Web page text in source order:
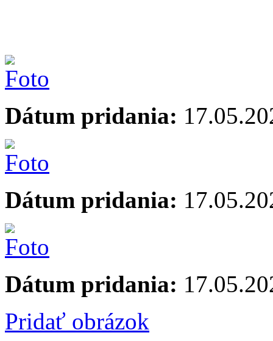
Dátum pridania:
Dátum pridania:
Dátum pridania:
Pridať obrázok